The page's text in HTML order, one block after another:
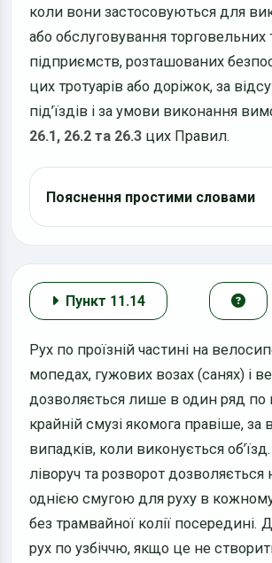
коли вони застосовуються для
або обслуговування торговельних
підприємств, розташованих
цих тротуарів або доріжок, за
під’їздів і за умови виконання
26.1, 26.2 та 26.3 цих Правил.
Пояснення простими словами
Пункт 11.14
Рух по проїзній частині на
мопедах, гужових возах (санях) і
дозволяється лише в один ряд по
крайній смузі якомога правіше, за
випадків, коли виконується
ліворуч та розворот дозволяється
однією смугою для руху в
без трамвайної колії посередині.
рух по узбіччю, якщо це не